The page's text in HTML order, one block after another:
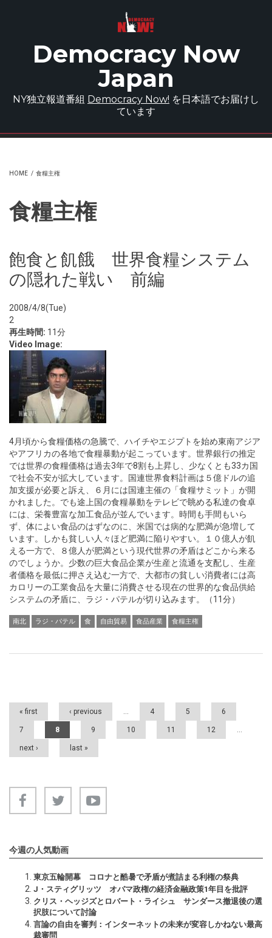
Democracy Now
Japan
NY独立報道番組 Democracy Now! を日本語でお届けし
ています
HOME / 食糧主権
食糧主権
飽食と飢餓 世界食糧システム
の隠れた戦い 前編
2008/4/8(Tue)
2
再生時間: 11分
Video Image:
4月頃から食糧価格の急騰で、ハイチやエジプトを始め東南アジア
やアフリカの各地で食糧暴動が起こっています。世界銀行の推定
では世界の食糧価格は過去3年で8割も上昇し、少なくとも33カ国
で社会不安が拡大しています。国連世界食料計画は５億ドルの追
加支援が必要と訴え、６月には国連主催の「食糧サミット」が開
かれました。でも途上国の食糧暴動をテレビで眺める私達の食卓
には、栄養豊富な加工食品が並んでいます。時間も手間もいら
ず、体によい食品のはずなのに、米国では病的な肥満が急増して
います。しかも貧しい人々ほど肥満に陥りやすい。１０億人が飢
える一方で、８億人が肥満という現代世界の矛盾はどこから来る
のでしょうか。少数の巨大食品企業が生産と流通を支配し、生産
者価格を最低に押さえ込む一方で、大都市の貧しい消費者には高
カロリーの工業食品を大量に消費させる現在の世界的な食品供給
システムの矛盾に、ラジ・パテルが切り込みます。（11分）
南北 ラジ・パテル 食 自由貿易 食品産業 食糧主権
Pages
« first ‹ previous … 4 5 6
7 8 9 10 11 12 …
next › last »
今週の人気動画
東京五輪開幕 コロナと酷暑で矛盾が煮詰まる利権の祭典
J・スティグリッツ オバマ政権の経済金融政策1年目を批評
クリス・ヘッジズとロバート・ライシュ サンダース撤退後の選
択肢について討論
言論の自由を審判：インターネットの未来が変容しかねない最高
裁審問